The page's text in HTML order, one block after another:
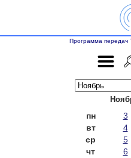
Программа передач
пн 3
вт
4
ср
5
чт
6